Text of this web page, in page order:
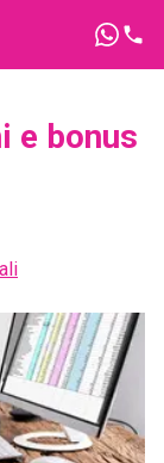
e bonus